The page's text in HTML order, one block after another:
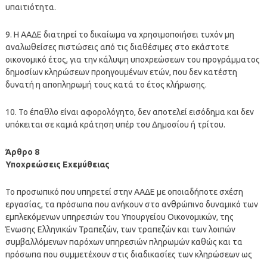
υπαιτιότητα.
9. Η ΑΑΔΕ διατηρεί το δικαίωμα να χρησιμοποιήσει τυχόν μη
αναλωθείσες πιστώσεις από τις διαθέσιμες στο εκάστοτε
οικονομικό έτος, για την κάλυψη υποχρεώσεων του προγράμματος
δημοσίων κληρώσεων προηγουμένων ετών, που δεν κατέστη
δυνατή η αποπληρωμή τους κατά το έτος κλήρωσης.
10. Το έπαθλο είναι αφορολόγητο, δεν αποτελεί εισόδημα και δεν
υπόκειται σε καμιά κράτηση υπέρ του Δημοσίου ή τρίτου.
Άρθρο 8
Υποχρεώσεις Εχεμύθειας
Το προσωπικό που υπηρετεί στην ΑΑΔΕ με οποιαδήποτε σχέση
εργασίας, τα πρόσωπα που ανήκουν στο ανθρώπινο δυναμικό των
εμπλεκόμενων υπηρεσιών του Υπουργείου Οικονομικών, της
Ένωσης Ελληνικών Τραπεζών, των τραπεζών και των λοιπών
συμβαλλόμενων παρόχων υπηρεσιών πληρωμών καθώς και τα
πρόσωπα που συμμετέχουν στις διαδικασίες των κληρώσεων ως